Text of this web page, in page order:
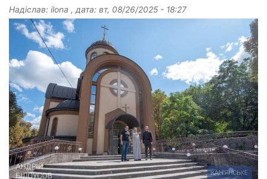
Надіслав: ilona , дата: вт, 08/26/2025 - 18:27